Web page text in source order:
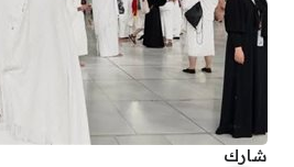
شارك